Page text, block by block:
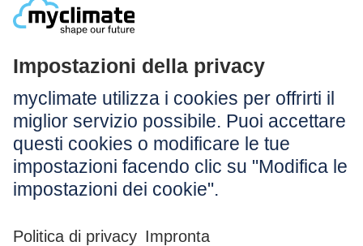
Legale:
Colophon
Avvertenza
CG
Protezione dei dati
Accessibilità